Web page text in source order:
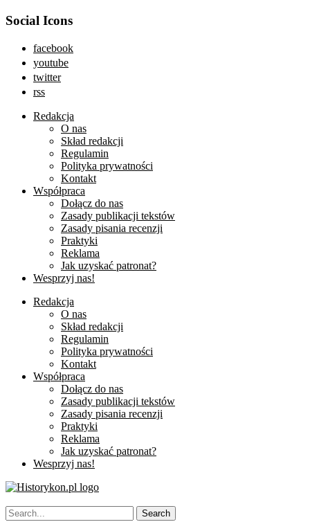
Social Icons
facebook
youtube
twitter
rss
Redakcja
O nas
Skład redakcji
Regulamin
Polityka prywatności
Kontakt
Współpraca
Dołącz do nas
Zasady publikacji tekstów
Zasady pisania recenzji
Praktyki
Reklama
Jak uzyskać patronat?
Wesprzyj nas!
Redakcja
O nas
Skład redakcji
Regulamin
Polityka prywatności
Kontakt
Współpraca
Dołącz do nas
Zasady publikacji tekstów
Zasady pisania recenzji
Praktyki
Reklama
Jak uzyskać patronat?
Wesprzyj nas!